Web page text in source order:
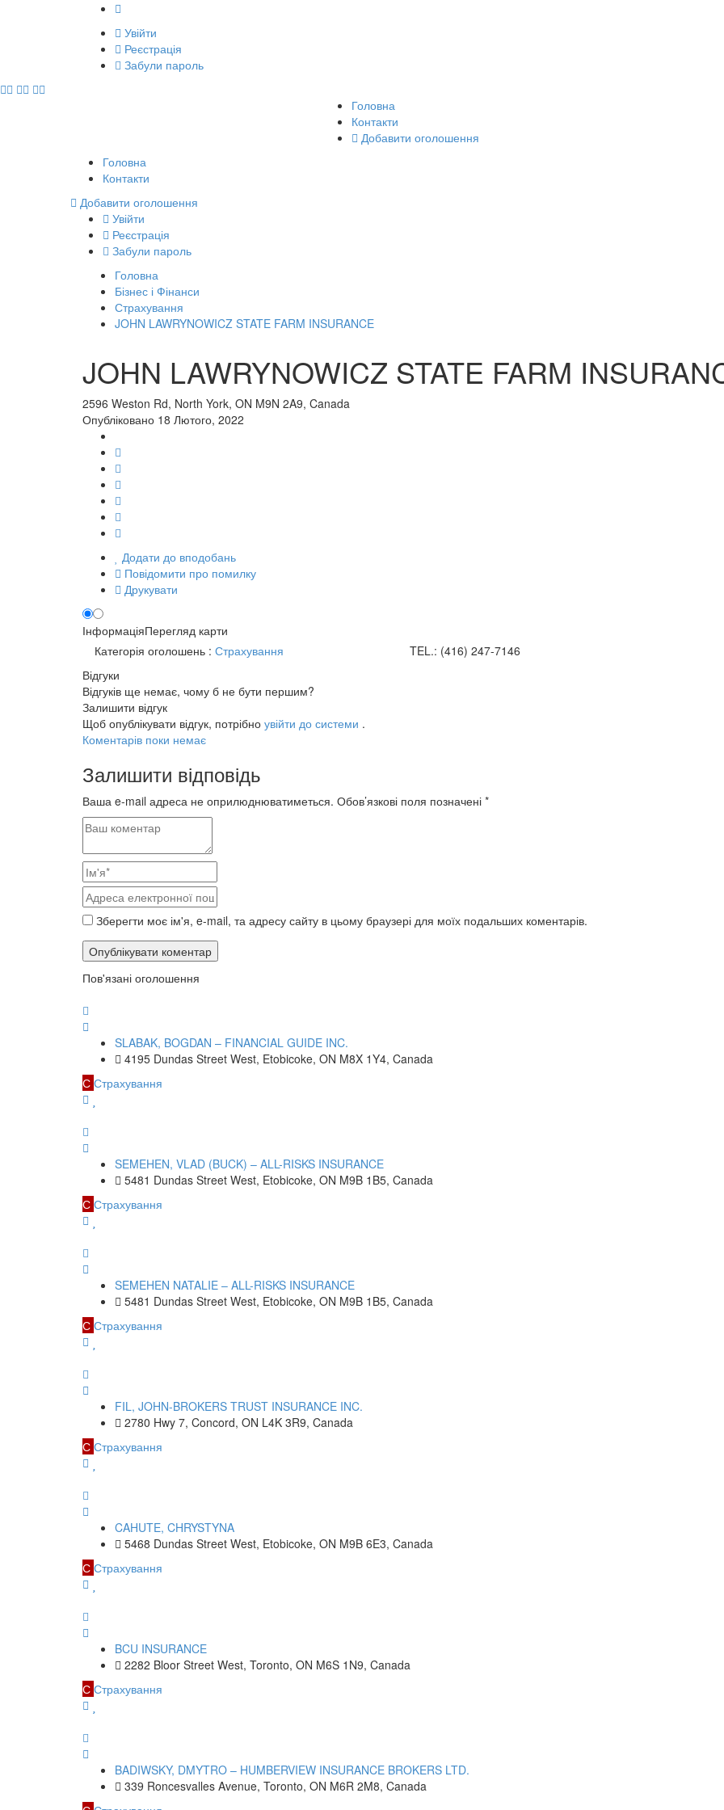
Увійти
Реєстрація
Забули пароль
Головна
Контакти
Добавити оголошення
Головна
Контакти
Добавити оголошення
Увійти
Реєстрація
Забули пароль
Головна
Бізнес і Фінанси
Страхування
JOHN LAWRYNOWICZ STATE FARM INSURANCE
JOHN LAWRYNOWICZ STATE FARM
2596 Weston Rd, North York, ON M9N 2A9, Canada
Опубліковано 18 Лютого, 2022
Додати до вподобань
Повідомити про помилку
Друкувати
ІнформаціяПерегляд карти
Категорія оголошень : Страхування
TEL.: (416) 247-7146
Відгуки
Відгуків ще немає, чому б не бути першим?
Залишити відгук
Щоб опублікувати відгук, потрібно увійти до системи .
Коментарів поки немає
Залишити відповідь
Ваша e-mail адреса не оприлюднюватиметься. Обов’язкові поля позначені *
Зберегти моє ім'я, e-mail, та адресу сайту в цьому браузері для моїх подальших коментарів.
Пов'язані оголошення
SLABAK, BOGDAN – FINANCIAL GUIDE INC.
4195 Dundas Street West, Etobicoke, ON M8X 1Y4, Canada
С Страхування
SEMEHEN, VLAD (BUCK) – ALL-RISKS INSURANCE
5481 Dundas Street West, Etobicoke, ON M9B 1B5, Canada
С Страхування
SEMEHEN NATALIE – ALL-RISKS INSURANCE
5481 Dundas Street West, Etobicoke, ON M9B 1B5, Canada
С Страхування
FIL, JOHN-BROKERS TRUST INSURANCE INC.
2780 Hwy 7, Concord, ON L4K 3R9, Canada
С Страхування
CAHUTE, CHRYSTYNA
5468 Dundas Street West, Etobicoke, ON M9B 6E3, Canada
С Страхування
BCU INSURANCE
2282 Bloor Street West, Toronto, ON M6S 1N9, Canada
С Страхування
BADIWSKY, DMYTRO – HUMBERVIEW INSURANCE BROKERS LTD.
339 Roncesvalles Avenue, Toronto, ON M6R 2M8, Canada